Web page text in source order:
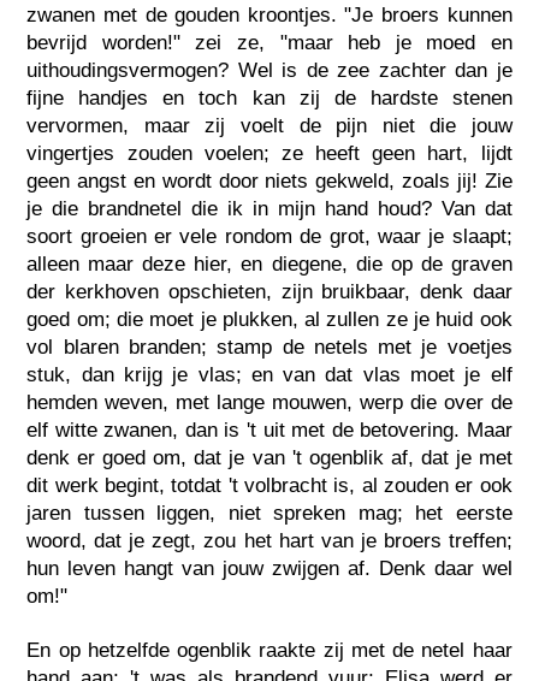
zwanen met de gouden kroontjes. "Je broers kunnen
bevrijd worden!" zei ze, "maar heb je moed en
uithoudingsvermogen? Wel is de zee zachter dan je
fijne handjes en toch kan zij de hardste stenen
vervormen, maar zij voelt de pijn niet die jouw
vingertjes zouden voelen; ze heeft geen hart, lijdt
geen angst en wordt door niets gekweld, zoals jij! Zie
je die brandnetel die ik in mijn hand houd? Van dat
soort groeien er vele rondom de grot, waar je slaapt;
alleen maar deze hier, en diegene, die op de graven
der kerkhoven opschieten, zijn bruikbaar, denk daar
goed om; die moet je plukken, al zullen ze je huid ook
vol blaren branden; stamp de netels met je voetjes
stuk, dan krijg je vlas; en van dat vlas moet je elf
hemden weven, met lange mouwen, werp die over de
elf witte zwanen, dan is 't uit met de betovering. Maar
denk er goed om, dat je van 't ogenblik af, dat je met
dit werk begint, totdat 't volbracht is, al zouden er ook
jaren tussen liggen, niet spreken mag; het eerste
woord, dat je zegt, zou het hart van je broers treffen;
hun leven hangt van jouw zwijgen af. Denk daar wel
om!"
En op hetzelfde ogenblik raakte zij met de netel haar